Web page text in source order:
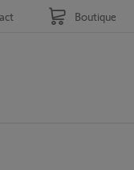
Boutique